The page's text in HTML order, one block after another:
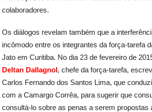
colaboradores.
Os diálogos revelam também que a
incômodo entre os integrantes da força-tarefa
Jato em Curitiba. No dia 23 de fevereiro de
Deltan Dallagnol, chefe da força-tarefa,
Carlos Fernando dos Santos Lima, que
com a Camargo Corrêa, para sugerir que
consultá-lo sobre as penas a serem propostas